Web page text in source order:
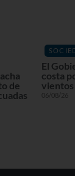
de
El
costa
vientos
06/08/26